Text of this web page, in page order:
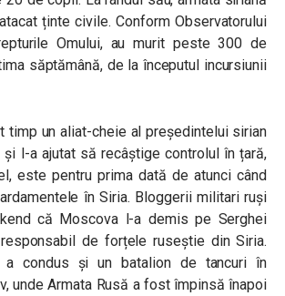
ținte civile. Conform Observatorului
Omului, au murit peste 300 de
săptămână, de la începutul incursiunii
timp un aliat-cheie al președintelui sirian
și l-a ajutat să recâștige controlul în țară,
este pentru prima dată de atunci când
în Siria. Bloggerii militari ruși
că Moscova l-a demis pe Serghei
de forțele ruseștie din Siria.
a condus și un batalion de tancuri în
unde Armata Rusă a fost împinsă înapoi